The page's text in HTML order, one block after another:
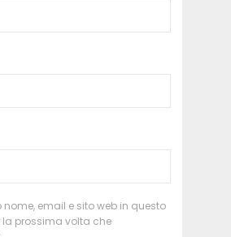
nome, email e sito web in questo
la prossima volta che